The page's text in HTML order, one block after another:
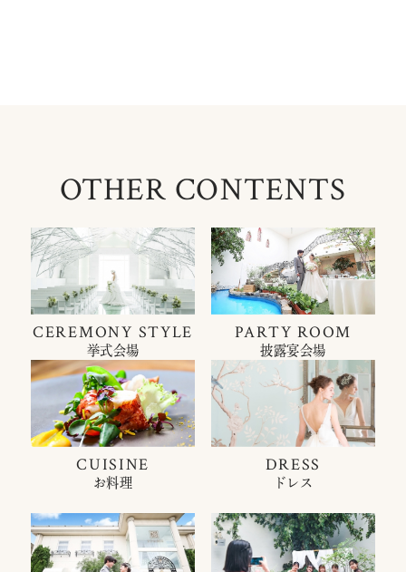
OTHER CONTENTS
CEREMONY STYLE
挙式会場
PARTY ROOM
披露宴会場
CUISINE
お料理
DRESS
ドレス